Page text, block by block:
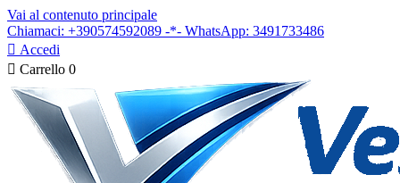
Vai al contenuto principale
Chiamaci: +390574592089 -*- WhatsApp: 3491733486
 Accedi
 Carrello 0